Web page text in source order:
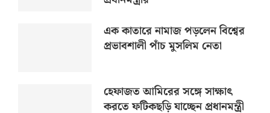
এক কাতারে নামাজ পড়লেন বিশ্বের
প্রভাবশালী পাঁচ মুসলিম নেতা
হেফাজত আমিরের সঙ্গে সাক্ষাৎ
করতে ফটিকছড়ি যাচ্ছেন প্রধানমন্ত্রী